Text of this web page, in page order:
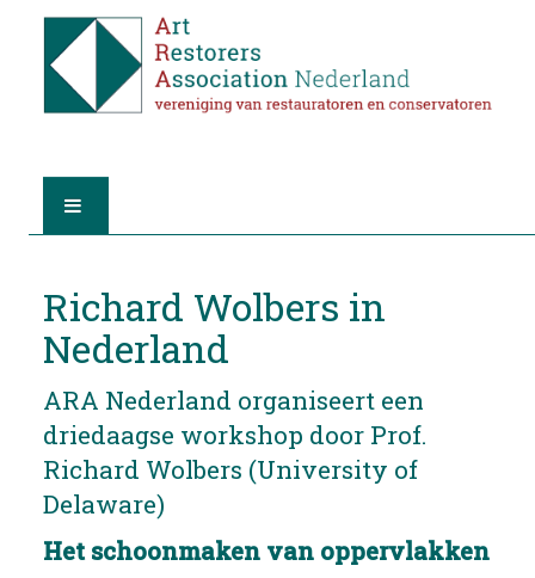
OVER A.R.A.
LID WORDEN
VIND EEN RESTAURATOR
EDUCATIE
Richard Wolbers in
Nederland
ARA Nederland organiseert een
driedaagse workshop door Prof.
Richard Wolbers (University of
Delaware)
Het schoonmaken van oppervlakken